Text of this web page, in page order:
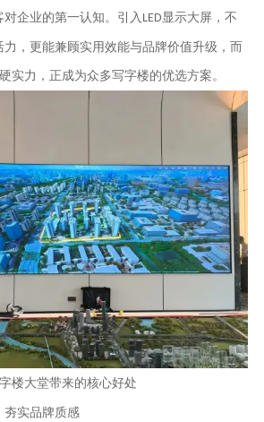
企业的第一认知。引入 LED显示大屏，不
，更能兼顾实用效能与品牌价值升级，而
实力，正成为众多写字楼的优选方案。
楼大堂带来的核心好处
夯实品牌质感